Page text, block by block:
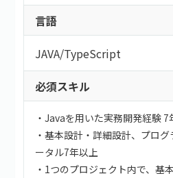
言語
JAVA/TypeScript
必須スキル
・Javaを用いた実務開発経験 7
・基本設計・詳細設計、プロ
ータル7年以上
・1つのプロジェクト内で、基